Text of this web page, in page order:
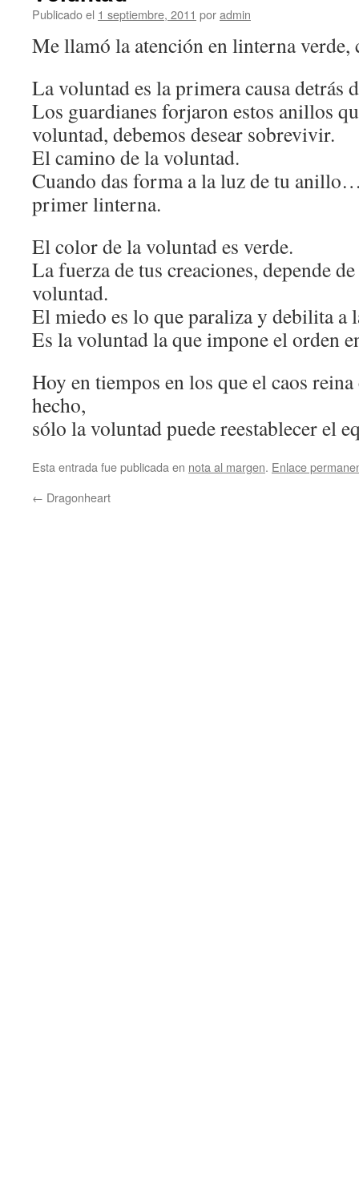
Publicado el 1 septiembre, 2011 poradmin
Me llamó la atención en linterna
La voluntad es la primera causa detrás
Los guardianes forjaron estos anillos
voluntad, debemos desear sobrevivir.
El camino de la voluntad.
Cuando das forma a la luz de tu
primer linterna.
El color de la voluntad es verde.
La fuerza de tus creaciones, depende
voluntad.
El miedo es lo que paraliza y debilita a
Es la voluntad la que impone el orden
Hoy en tiempos en los que el caos
hecho,
sólo la voluntad puede reestablecer el
Esta entrada fue publicada en nota al margen. Enlace
← Dragonheart